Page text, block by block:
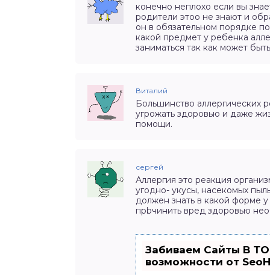
конечно неплохо если вы
родители этоо не знают и
он в обязательном порядке
какой предмет у ребенка
заниматься так как может
Виталий
Большинство аллергических
угрожать здоровью и даже
помощи.
сергей
Аллергия это реакция
угодно- укусы, насекомых
должен знать в какой форме
прbчинить вред здоровью
Забиваем Сайты В
возможности от